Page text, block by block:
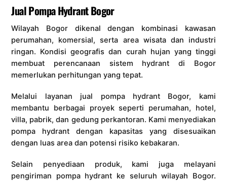
Jual Pompa Hydrant Bogor
Wilayah Bogor dikenal dengan kombinasi kawasan
perumahan, komersial, serta area wisata dan industri
ringan. Kondisi geografis dan curah hujan yang tinggi
membuat perencanaan sistem hydrant di Bogor
memerlukan perhitungan yang tepat.
Melalui layanan jual pompa hydrant Bogor, kami
membantu berbagai proyek seperti perumahan, hotel,
villa, pabrik, dan gedung perkantoran. Kami menyediakan
pompa hydrant dengan kapasitas yang disesuaikan
dengan luas area dan potensi risiko kebakaran.
Selain penyediaan produk, kami juga melayani
pengiriman pompa hydrant ke seluruh wilayah Bogor.